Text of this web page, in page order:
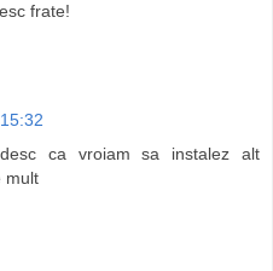
frate!
ca vroiam sa instalez alt
mult